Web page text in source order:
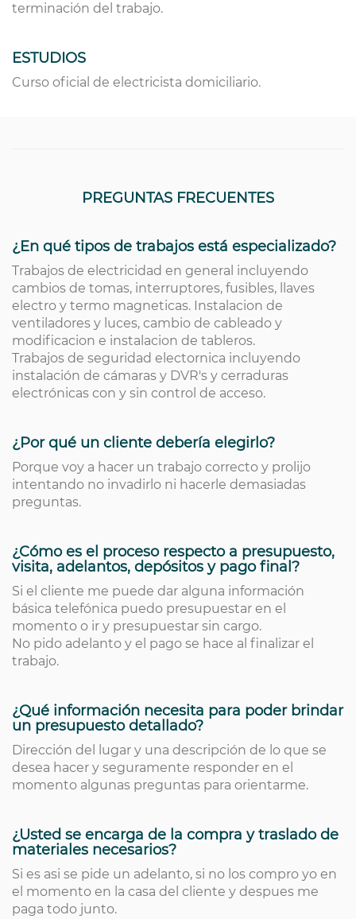
terminación del trabajo.
ESTUDIOS
Curso oficial de electricista domiciliario.
PREGUNTAS FRECUENTES
¿En qué tipos de trabajos está especializado?
Trabajos de electricidad en general incluyendo
cambios de tomas, interruptores, fusibles, llaves
electro y termo magneticas. Instalacion de
ventiladores y luces, cambio de cableado y
modificacion e instalacion de tableros.
Trabajos de seguridad electornica incluyendo
instalación de cámaras y DVR's y cerraduras
electrónicas con y sin control de acceso.
¿Por qué un cliente debería elegirlo?
Porque voy a hacer un trabajo correcto y prolijo
intentando no invadirlo ni hacerle demasiadas
preguntas.
¿Cómo es el proceso respecto a presupuesto,
visita, adelantos, depósitos y pago final?
Si el cliente me puede dar alguna información
básica telefónica puedo presupuestar en el
momento o ir y presupuestar sin cargo.
No pido adelanto y el pago se hace al finalizar el
trabajo.
¿Qué información necesita para poder brindar
un presupuesto detallado?
Dirección del lugar y una descripción de lo que se
desea hacer y seguramente responder en el
momento algunas preguntas para orientarme.
¿Usted se encarga de la compra y traslado de
materiales necesarios?
Si es asi se pide un adelanto, si no los compro yo en
el momento en la casa del cliente y despues me
paga todo junto.